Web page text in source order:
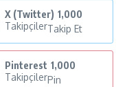
X (Twitter) 1,000
TakipçilerTakip Et
Pinterest 1,000
TakipçilerPin